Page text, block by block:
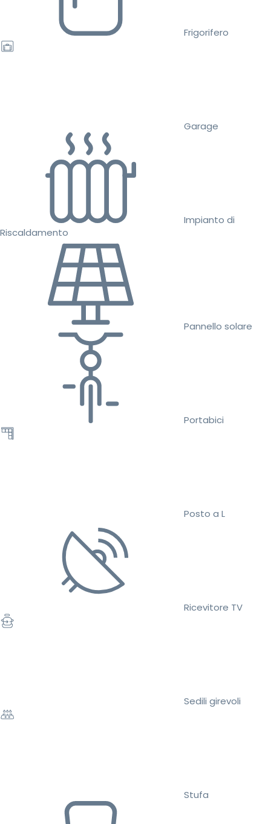
Frigorifero
Garage
Impianto di
Riscaldamento
Pannello solare
Portabici
Posto a L
Ricevitore TV
Sedili girevoli
Stufa